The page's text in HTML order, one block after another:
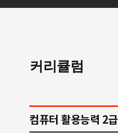
커리큘럼
컴퓨터 활용능력 2급